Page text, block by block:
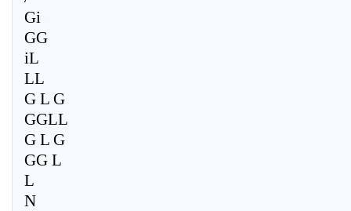
Gi
GG
iL
LL
G L G
GGLL
G L G
GG L
L
N